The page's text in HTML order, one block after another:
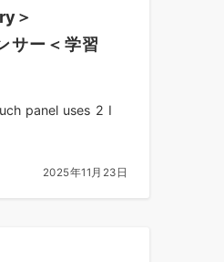
＞
サー＜学習
panel uses 2 I
2025年11月23日